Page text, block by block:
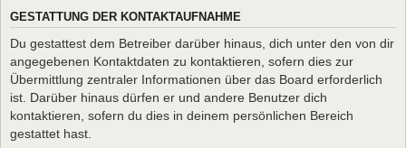
GESTATTUNG DER KONTAKTAUFNAHME
Du gestattest dem Betreiber darüber hinaus, dich unter den von dir
angegebenen Kontaktdaten zu kontaktieren, sofern dies zur
Übermittlung zentraler Informationen über das Board erforderlich
ist. Darüber hinaus dürfen er und andere Benutzer dich
kontaktieren, sofern du dies in deinem persönlichen Bereich
gestattet hast.